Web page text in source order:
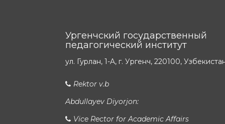
Ургенчский государственный
педагогический институт
ул. Гурлан, 1-A, г. Ургенч, 220100,
Rektor v.b
Abdullayev Diyorjon:
Vice Rector for Academic Affairs